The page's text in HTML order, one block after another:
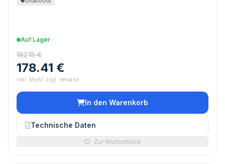
Auf Lager
182.15 €
178.41 €
inkl. MwSt. zzgl. Versand
In den Warenkorb
Technische Daten
Zur Wunschliste